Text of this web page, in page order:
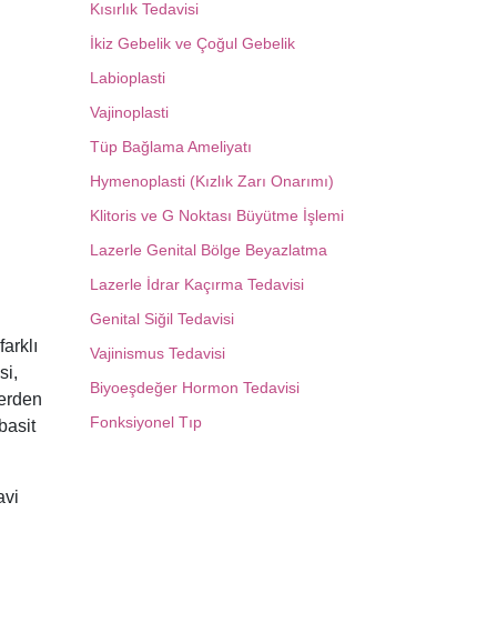
Kısırlık Tedavisi
İkiz Gebelik ve Çoğul Gebelik
Labioplasti
Vajinoplasti
Tüp Bağlama Ameliyatı
Hymenoplasti (Kızlık Zarı Onarımı)
Klitoris ve G Noktası Büyütme İşlemi
Lazerle Genital Bölge Beyazlatma
Lazerle İdrar Kaçırma Tedavisi
Genital Siğil Tedavisi
Vajinismus Tedavisi
Biyoeşdeğer Hormon Tedavisi
Fonksiyonel Tıp